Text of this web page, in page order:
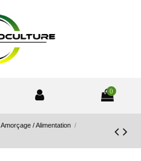
0
Amorçage / Alimentation